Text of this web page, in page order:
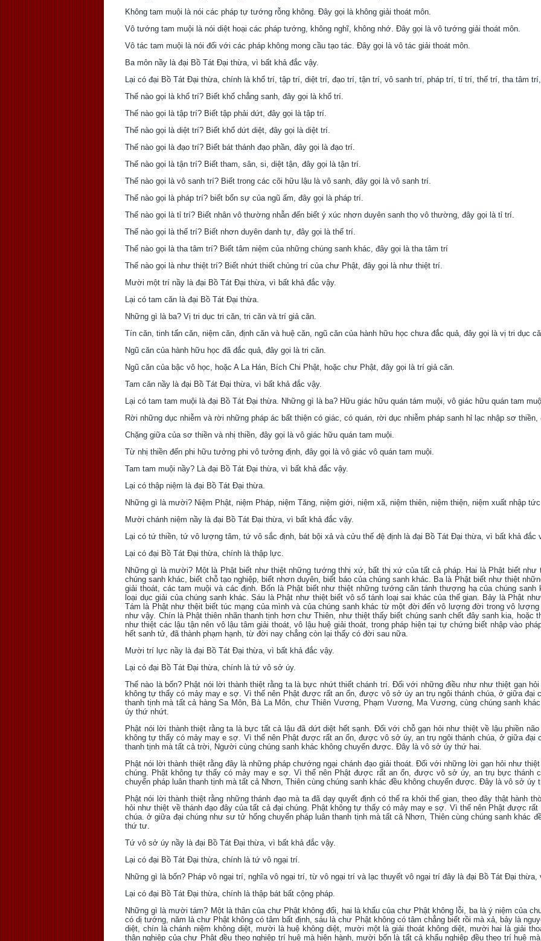
Không tam muội là nói các pháp tự tướng rỗng không. Ðây gọi là không giải thoát môn.
Vô tướng tam muội là nói diệt hoại các pháp tướng, không nghĩ, không nhớ. Ðây gọi là vô tướng giải thoát môn.
Vô tác tam muội là nói đối với các pháp không mong cầu tạo tác. Ðây gọi là vô tác giải thoát môn.
Ba môn nầy là đại Bồ Tát Ðại thừa, vì bất khả đắc vậy.
Lại có đại Bồ Tát Ðại thừa, chính là khổ trí, tập trí, diệt trí, đạo trí, tận trí, vô sanh trí, pháp trí, tỉ trí, thế trí, tha tâm
Thế nào gọi là khổ trí? Biết khổ chẳng sanh, đây gọi là khổ trí.
Thế nào gọi là tập trí? Biết tập phải dứt, đây gọi là tập trí.
Thế nào gọi là diệt trí? Biết khổ dứt diệt, đây gọi là diệt trí.
Thế nào gọi là đạo trí? Biết bát thánh đạo phần, đây gọi là đạo trí.
Thế nào gọi là tận trí? Biết tham, sân, si, diệt tận, đây gọi là tận trí.
Thế nào gọi là vô sanh trí? Biết trong các cõi hữu lậu là vô sanh, đây gọi là vô sanh trí.
Thế nào gọi là pháp trí? biết bổn sự của ngũ ấm, đây gọi là pháp trí.
Thế nào gọi là tỉ trí? Biết nhân vô thường nhẫn đến biết ý xúc nhơn duyên sanh thọ vô thường, đây gọi là tỉ trí.
Thế nào gọi là thế trí? Biết nhơn duyên danh tự, đây gọi là thế trí.
Thế nào gọi là tha tâm trí? Biết tâm niệm của những chúng sanh khác, đây gọi là tha tâm trí
Thế nào gọi là như thiệt trí? Biết nhứt thiết chủng trí của chư Phật, đây gọi là như thiệt trí.
Mười một trí nầy là đại Bồ Tát Ðại thừa, vì bất khả đắc vậy.
Lại có tam căn là đại Bồ Tát Ðại thừa.
Những gì là ba? Vị tri dục tri căn, tri căn và trí giả căn.
Tín căn, tinh tấn căn, niệm căn, định căn và huệ căn, ngũ căn của hành hữu học chưa đắc quả, đây gọi là vị tri dục
Ngũ căn của hành hữu học đã đắc quả, đây gọi là tri căn.
Ngũ căn của bậc vô học, hoặc A La Hán, Bích Chi Phật, hoặc chư Phật, đây gọi là trí giả căn.
Tam căn nầy là đại Bồ Tát Ðại thừa, vì bất khả đắc vậy.
Lại có tam tam muội là đại Bồ Tát Ðại thừa. Những gì là ba? Hữu giác hữu quán tám muội, vô giác hữu quán tam
Rời những dục nhiễm và rời những pháp ác bất thiện có giác, có quán, rời dục nhiễm pháp sanh hỉ lạc nhập sơ
Chặng giữa của sơ thiền và nhị thiền, đây gọi là vô giác hữu quán tam muội.
Từ nhị thiền đến phi hữu tưởng phi vô tưởng định, đây gọi là vô giác vô quán tam muội.
Tam tam muội nầy? Là đại Bồ Tát Ðại thừa, vì bất khả đắc vậy.
Lại có thập niệm là đại Bồ Tát Ðại thừa.
Những gì là mười? Niệm Phật, niệm Pháp, niệm Tăng, niệm giới, niệm xã, niệm thiên, niệm thiện, niệm xuất nhập
Mười chánh niệm nầy là đại Bồ Tát Ðại thừa, vì bất khả đắc vậy.
Lại có tứ thiền, tứ vô lượng tâm, tứ vô sắc định, bát bội xả và cửu thế đệ định là đại Bồ Tát Ðại thừa, vì bất khả đắc
Lại có đại Bồ Tát Ðại thừa, chính là thập lực.
Những gì là mười? Một là Phật biết như thiệt những tướng thhị xứ, bất thị xứ của tất cả pháp. Hai là Phật biết như
chúng sanh khác, biết chỗ tạo nghiệp, biết nhơn duyên, biết báo của chúng sanh khác. Ba là Phật biết như thiệt
giải thoát, các tam muội và các định. Bốn là Phật biết như thiệt những tướng căn tánh thượng hạ của chúng sanh
loại dục giải của chúng sanh khác. Sáu là Phật như thiệt biết vô số tánh loại sai khác của thế gian. Bảy là Phật
Tám là Phật như thệit biết túc mạng của mình và của chúng sanh khác từ một đời đến vô lượng đời trong vô
như vậy. Chín là Phật thiên nhãn thanh tịnh hơn chư Thiên, như thiệt thấy biết chúng sanh chết đây sanh kia, hoặc
như thiệt các lậu tận nên vô lậu tâm giải thoát, vô lậu huệ giải thoát, trong pháp hiện tại tự chứng biết nhập vào
hết sanh tử, đã thành phạm hạnh, từ đời nay chẳng còn lại thấy có đời sau nữa.
Mười trí lực nầy là đại Bồ Tát Ðại thừa, vì bất khả đắc vậy.
Lại có đại Bồ Tát Ðại thừa, chính là tứ vô sở úy.
Thế nào là bốn? Phật nói lời thành thiệt rằng ta là bực nhứt thiết chánh trí. Ðối với những điều như như thiệt gạn
không tự thấy có mảy may e sợ. Vì thế nên Phật được rất an ổn, được vô sở úy an trụ ngôi thánh chúa, ở giữa đại
thanh tịnh mà tất cả hàng Sa Môn, Bà La Môn, chư Thiên Vương, Phạm Vương, Ma Vương, cùng chúng sanh
úy thứ nhứt.
Phật nói lời thành thiệt rằng ta là bực tất cả lậu đã dứt diệt hết sạnh. Ðối với chỗ gạn hỏi như thiệt về lậu phiền
không tự thấy có mảy may e sợ. Vì thế nên Phật được rất an ổn, được vô sở úy, an trụ ngôi thánh chúa, ở giữa đại
thanh tịnh mà tất cả trời, Người cùng chúng sanh khác không chuyển được. Ðây là vô sở úy thứ hai.
Phật nói lời thành thiệt rằng đây là những pháp chướng ngại chánh đạo giải thoát. Ðối với những lời gạn hỏi như
chúng. Phật không tự thấy có mảy may e sợ. Vì thế nên Phật được rất an ổn, được vô sở úy, an trụ bực thánh
chuyển pháp luân thanh tịnh mà tất cả Nhơn, Thiên cùng chúng sanh khác đều không chuyển được. Ðây là vô sở úy
Phật nói lời thành thiệt rằng những thánh đạo mà ta đã dạy quyết định có thể ra khỏi thế gian, theo đây thật hành
hỏi như thiệt về thánh đạo đây của tất cả đại chúng. Phật không tự thấy có mảy may e sợ. Vì thế nên Phật được
chúa. ở giữa đại chúng như sư tử hống chuyển pháp luân thanh tịnh mà tất cả Nhơn, Thiên cùng chúng sanh khác
thứ tư.
Tứ vô sở úy nầy là đại Bồ Tát Ðại thừa, vì bất khả đắc vậy.
Lại có đại Bồ Tát Ðại thừa, chính là tứ vô ngại trí.
Những gì là bốn? Pháp vô ngại trí, nghĩa vô ngại trí, từ vô ngại trí và lạc thuyết vô ngại trí đây là đại Bồ Tát Ðại thừa,
Lại có đại Bồ Tát Ðại thừa, chính là thập bát bất cộng pháp.
Những gì là mười tám? Một là thân của chư Phật không đổi, hai là khẩu của chư Phật không lỗi, ba là ý niệm của
có dị tướng, năm là chư Phật không có tâm bất định, sáu là chư Phật không có tâm chẳng biết rồi mà xả, bảy là
diệt, chín là chánh niệm không diệt, mười là huệ không diệt, mười một là giải thoát không diệt, mười hai là giải
thân nghiệp của chư Phật đều theo nghiệp trí huệ mà hiện hành, mười bốn là tất cả khẩu nghiệp đều theo trí huệ